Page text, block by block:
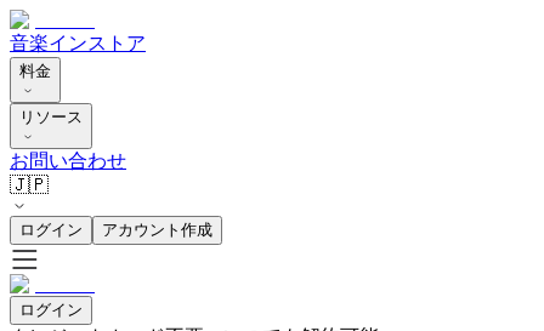
音楽インストア
料金
リソース
お問い合わせ
🇯🇵
ログイン アカウント作成
ログイン